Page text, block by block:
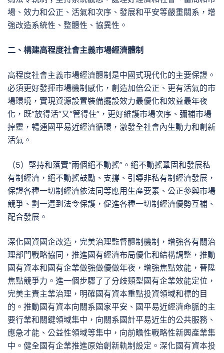
場、效力和公正、活氣和次序、發展和平安等嚴重關系，增
強改造系統性、整體性、協異性。
二、構建高程度社會主義市場經濟體制
高程度社會主義市場經濟體制是中國式現代化的主要保證。
必須更好發揮市場機制感化，創造加倍公正、更有活氣的市
場環境，實現資源設置裝備擺設效力最優化和效益最年夜
化，既“放得活”又“管得住”，更好維護市場次序、彌補市場
掉靈，暢通國平易近經濟循環，激發全社會內生動力和創新
活氣。
（5）堅持和落實“兩個絕不動搖”。絕不動搖鞏固和發展私
有制經濟，絕不動搖鼓勵、支撐、引導非私有制經濟發展，
保證各種一切制經濟依法同等應用生產要素、公正參與市場
競爭、劃一遭到法令保護，促進各種一切制經濟優勢互補、
配合發展。
深化國資國企改造，完美治理監督體制機制，增強各有關治
理部門戰略協同，推進國有經濟布局優化和結構調整，推動
國有資本和國有企業做強做優做年夜，增強焦點效能，晉陞
焦點競爭力。進一個步驟了了分歧類型國有企業效能定位，
完美主責主業治理，明確國有資本重點投資領域和標的目
的。推動國有資本向關系國家平安、國平易近經濟命脈的主
要行業和關鍵領域集中，向關系國計平易近生的公共服務、
應急才能、公益性領域等集中，向前瞻性戰略性新興產業集
中。健全國有企業推進原始創新軌制設定。深化國有資本投